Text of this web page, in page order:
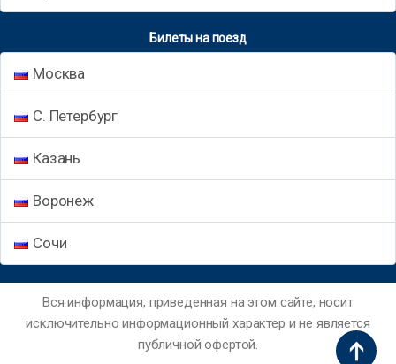
Билеты на поезд
Москва
С. Петербург
Казань
Воронеж
Сочи
Вся информация, приведенная на этом сайте, носит
исключительно информационный характер и не является
публичной офертой.